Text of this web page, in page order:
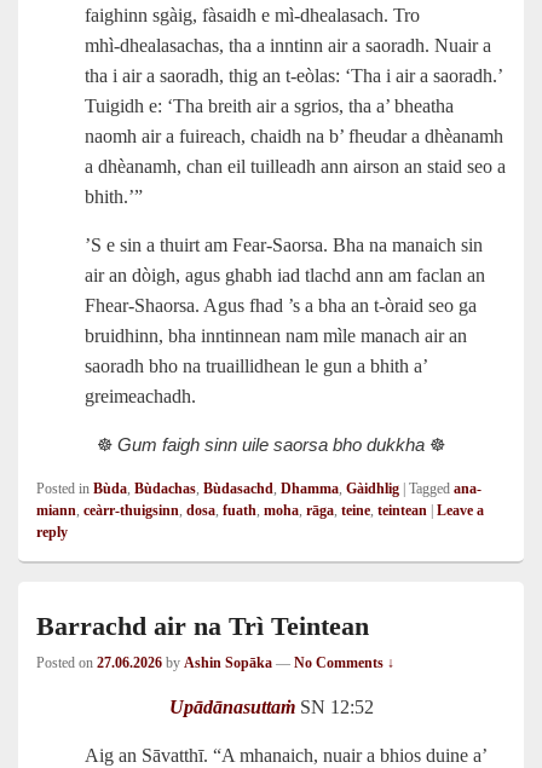
faighinn sgàig, fàsaidh e mì‑dhealasach. Tro
mhì‑dhealasachas, tha a inntinn air a saoradh. Nuair a
tha i air a saoradh, thig an t‑eòlas: ‘Tha i air a saoradh.’
Tuigidh e: ‘Tha breith air a sgrios, tha a’ bheatha
naomh air a fuireach, chaidh na b’ fheudar a dhèanamh
a dhèanamh, chan eil tuilleadh ann airson an staid seo a
bhith.’”
’S e sin a thuirt am Fear-Saorsa. Bha na manaich sin
air an dòigh, agus ghabh iad tlachd ann am faclan an
Fhear-Shaorsa. Agus fhad ’s a bha an t‑òraid seo ga
bruidhinn, bha inntinnean nam mìle manach air an
saoradh bho na truaillidhean le gun a bhith a’
greimeachadh.
☸️ Gum faigh sinn uile saorsa bho dukkha ☸️
Posted in Bùda, Bùdachas, Bùdasachd, Dhamma, Gàidhlig Tagged ana-
miann, ceàrr-thuigsinn, dosa, fuath, moha, rāga, teine, teintean Leave a
reply
Barrachd air na Trì Teintean
Posted on 27.06.2026 by Ashin Sopāka — No Comments ↓
UpādānasuttaṁSN 12:52
Aig an Sāvatthī. “A mhanaich, nuair a bhios duine a’